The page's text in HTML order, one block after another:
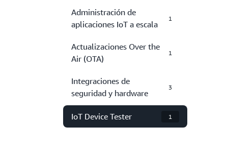
Administración de
aplicaciones IoT a escala
1
Actualizaciones Over the
Air (OTA)
1
Integraciones de
seguridad y hardware
3
IoT Device Tester 1